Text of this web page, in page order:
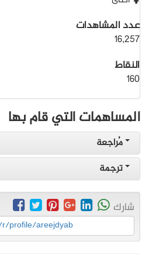
عدد المشاهدات
16,257
النقاط
160
المساهمات التي قام بها
مُراجعة
ترجمة
شارك
profile/areejdyab